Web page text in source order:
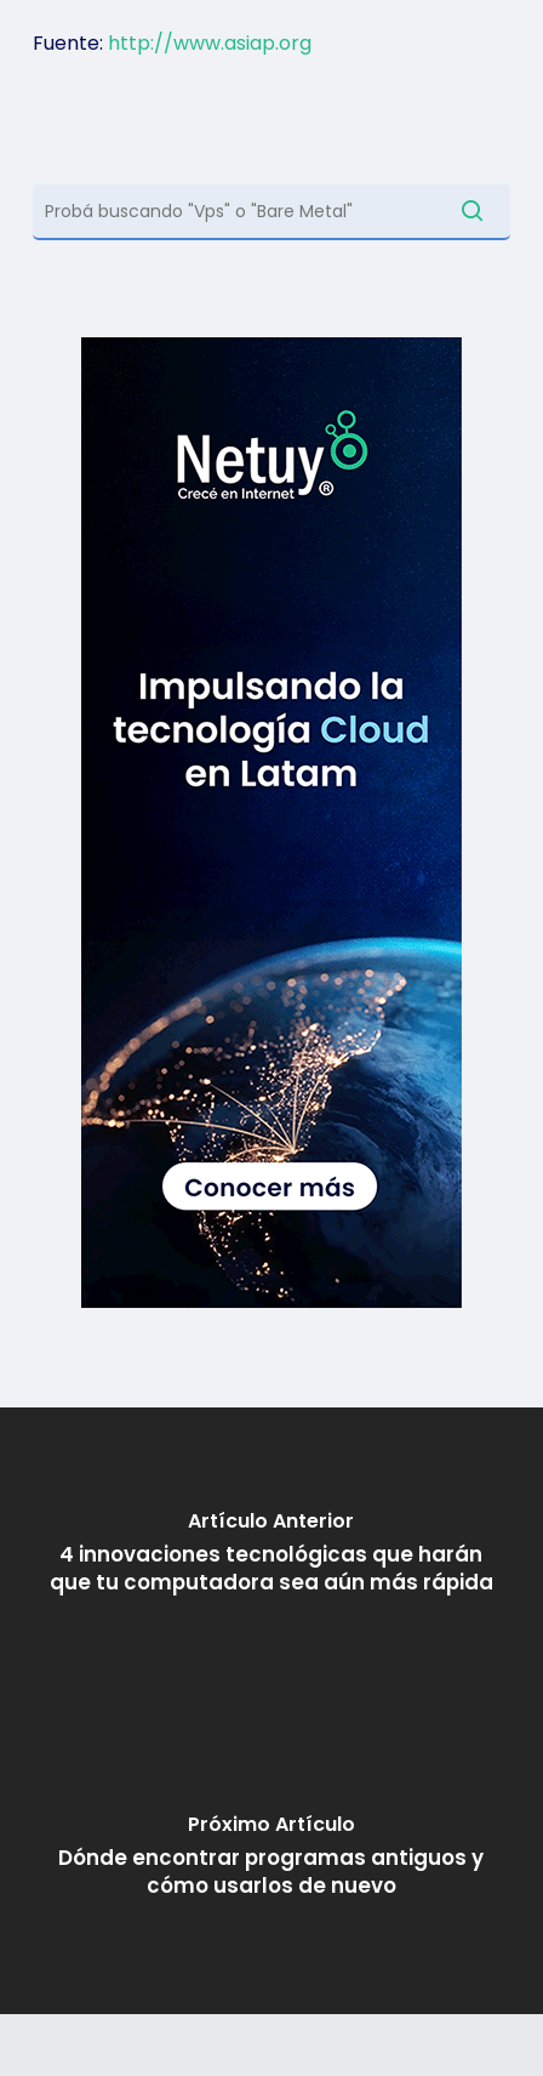
Fuente: http://www.asiap.org
Artículo Anterior
4 innovaciones tecnológicas que harán
que tu computadora sea aún más rápida
Próximo Artículo
Dónde encontrar programas antiguos y
cómo usarlos de nuevo